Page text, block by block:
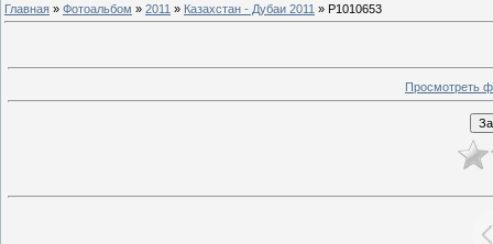
Главная » Фотоальбом » 2011 » Казахстан - Дубаи 2011 » P1010653
Просмотреть